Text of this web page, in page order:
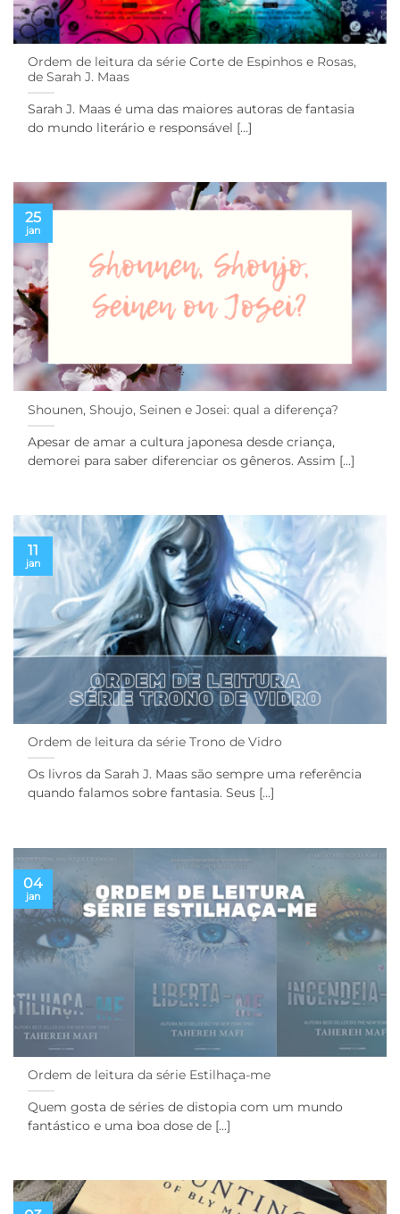
Ordem de leitura da série Corte de Espinhos e Rosas,
de Sarah J. Maas
Sarah J. Maas é uma das maiores autoras de fantasia
do mundo literário e responsável [...]
Shounen, Shoujo, Seinen e Josei: qual a diferença?
Apesar de amar a cultura japonesa desde criança,
demorei para saber diferenciar os gêneros. Assim [...]
25
jan
Ordem de leitura da série Trono de Vidro
Os livros da Sarah J. Maas são sempre uma referência
quando falamos sobre fantasia. Seus [...]
11
jan
Ordem de leitura da série Estilhaça-me
Quem gosta de séries de distopia com um mundo
fantástico e uma boa dose de [...]
04
jan